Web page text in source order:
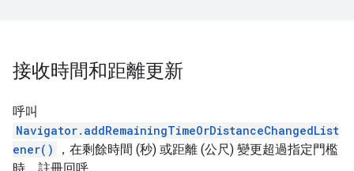
接收時間和距離更新
呼叫
Navigator.addRemainingTimeOrDistanceChangedList
ener()
，在剩餘時間 (秒) 或距離 (公尺) 變更超過指定門檻